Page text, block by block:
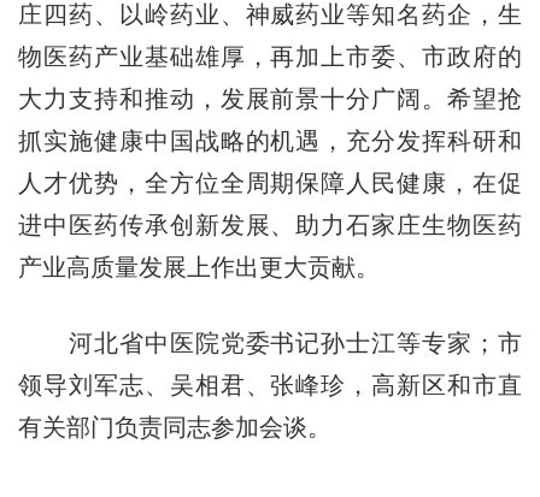
庄四药、以岭药业、神威药业等知名药企，生
物医药产业基础雄厚，再加上市委、市政府的
大力支持和推动，发展前景十分广阔。希望抢
抓实施健康中国战略的机遇，充分发挥科研和
人才优势，全方位全周期保障人民健康，在促
进中医药传承创新发展、助力石家庄生物医药
产业高质量发展上作出更大贡献。
河北省中医院党委书记孙士江等专家；市
领导刘军志、吴相君、张峰珍，高新区和市直
有关部门负责同志参加会谈。